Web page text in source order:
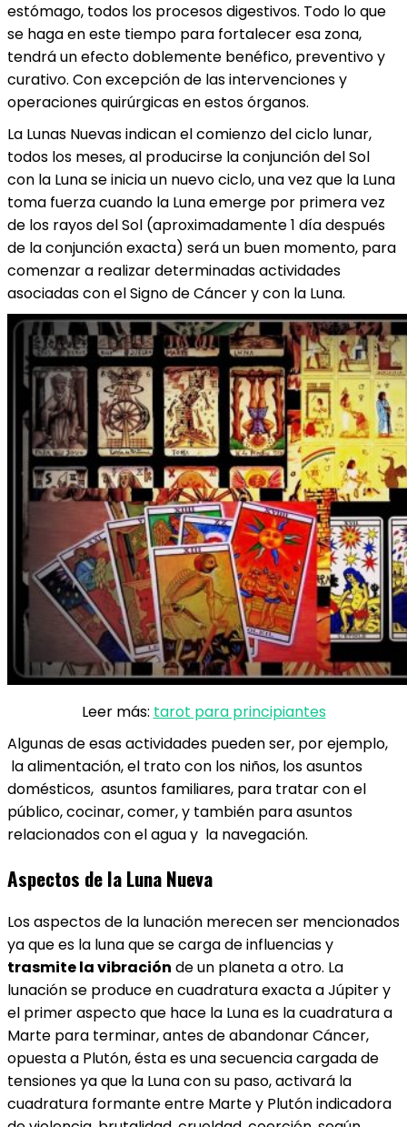
estómago, todos los procesos digestivos. Todo lo que
se haga en este tiempo para fortalecer esa zona,
tendrá un efecto doblemente benéfico, preventivo y
curativo. Con excepción de las intervenciones y
operaciones quirúrgicas en estos órganos.
La Lunas Nuevas indican el comienzo del ciclo lunar,
todos los meses, al producirse la conjunción del Sol
con la Luna se inicia un nuevo ciclo, una vez que la Luna
toma fuerza cuando la Luna emerge por primera vez
de los rayos del Sol (aproximadamente 1 día después
de la conjunción exacta) será un buen momento, para
comenzar a realizar determinadas actividades
asociadas con el Signo de Cáncer y con la Luna.
Leer más: tarot para principiantes
Algunas de esas actividades pueden ser, por ejemplo,
la alimentación, el trato con los niños, los asuntos
domésticos, asuntos familiares, para tratar con el
público, cocinar, comer, y también para asuntos
relacionados con el agua y la navegación.
Aspectos de la Luna Nueva
Los aspectos de la lunación merecen ser mencionados
ya que es la luna que se carga de influencias y
trasmite la vibración de un planeta a otro. La
lunación se produce en cuadratura exacta a Júpiter y
el primer aspecto que hace la Luna es la cuadratura a
Marte para terminar, antes de abandonar Cáncer,
opuesta a Plutón, ésta es una secuencia cargada de
tensiones ya que la Luna con su paso, activará la
cuadratura formante entre Marte y Plutón indicadora